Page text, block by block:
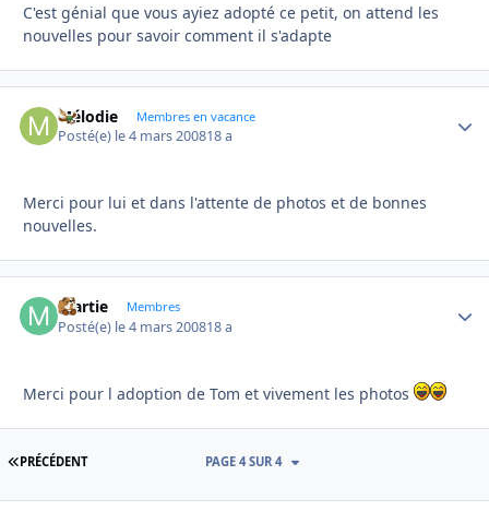
C'est génial que vous ayiez adopté ce petit, on attend les
nouvelles pour savoir comment il s'adapte
Mélodie Membres en vacance
Posté(e) le 4 mars 200818 a
Merci pour lui et dans l'attente de photos et de bonnes
nouvelles.
martie Membres
Posté(e) le 4 mars 200818 a
Merci pour l adoption de Tom et vivement les photos
PREMIÈRE PAGE
PRÉCÉDENT PAGE 4 SUR 4